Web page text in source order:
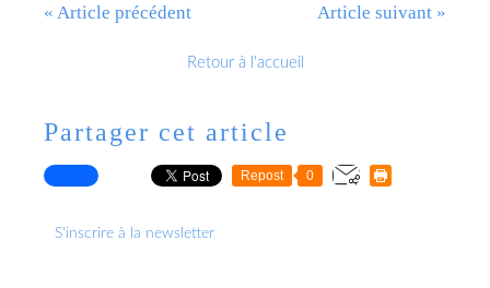
« Article précédent Article suivant »
Retour à l'accueil
Partager cet article
Repost 0
S'inscrire à la newsletter